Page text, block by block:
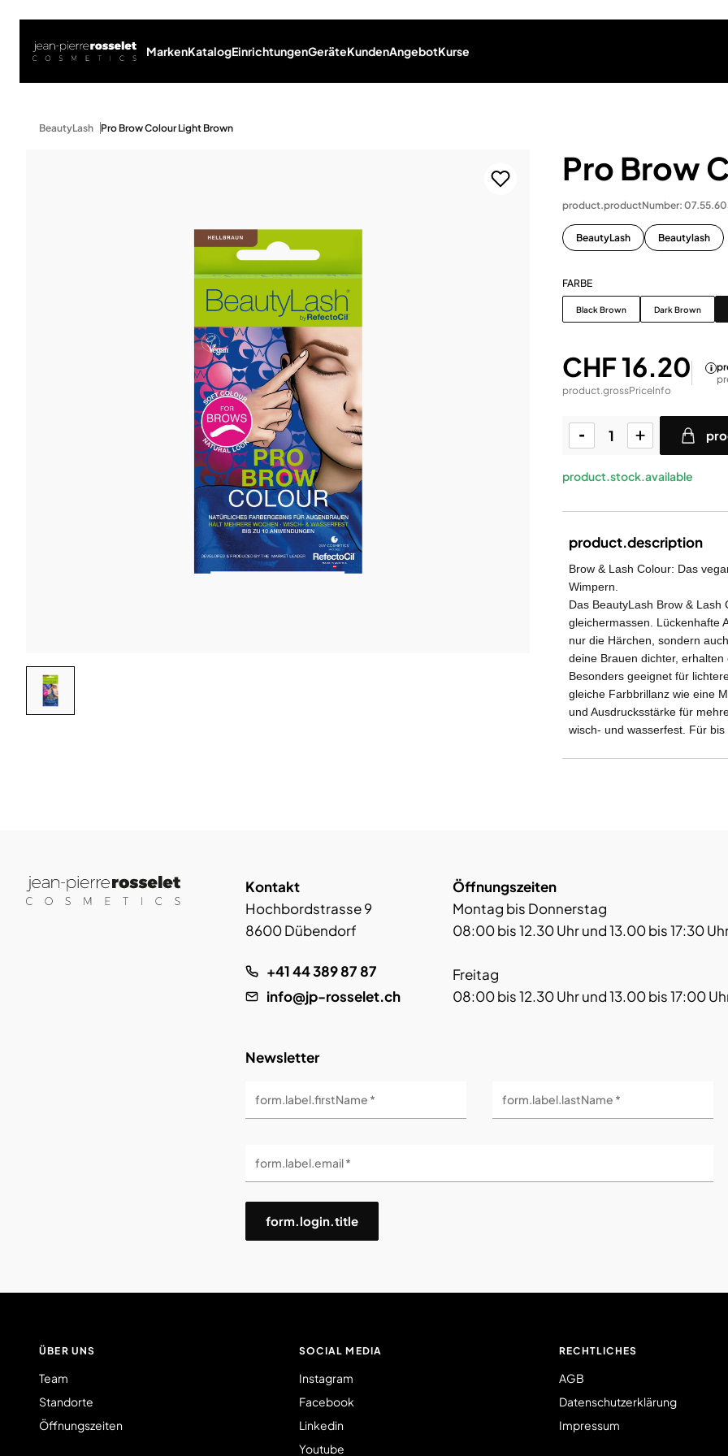
MarkenKatalogEinrichtungenGeräteKundenAngebotKurse
BeautyLash Pro Brow Colour Light Brown
Pro Brow
product.productNumber:
BeautyLash Beautylash
FARBE
Farbe
Black Brown Dark Brown
CHF 16.20
product.grossPriceInfo
product.stock.available
product.description
Brow & Lash Colour: Das
Wimpern.
Das BeautyLash Brow &
gleichermassen. Lückenhafte
nur die Härchen, sondern
deine Brauen dichter,
Besonders geeignet für
gleiche Farbbrillanz wie eine
und Ausdrucksstärke für
wisch- und wasserfest. Für bis
Kontakt
Hochbordstrasse 9
8600 Dübendorf
+41 44 389 87 87
info@jp-rosselet.ch
Öffnungszeiten
Montag bis Donnerstag
08:00 bis 12.30 Uhr und 13.00 bis 17:30
Freitag
08:00 bis 12.30 Uhr und 13.00 bis 17:00
Newsletter
form.label.firstName * form.label.lastName *
form.label.email *
form.login.title
ÜBER UNS
Team
Standorte
Öffnungszeiten
SOCIAL MEDIA
Instagram
Facebook
Linkedin
Youtube
RECHTLICHES
AGB
Datenschutzerklärung
Impressum